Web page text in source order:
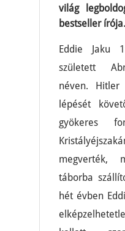
világ
bestseller írója.
Eddie Jaku
született
néven. Hitler
lépését
gyökeres
megverték,
táborba
hét évben